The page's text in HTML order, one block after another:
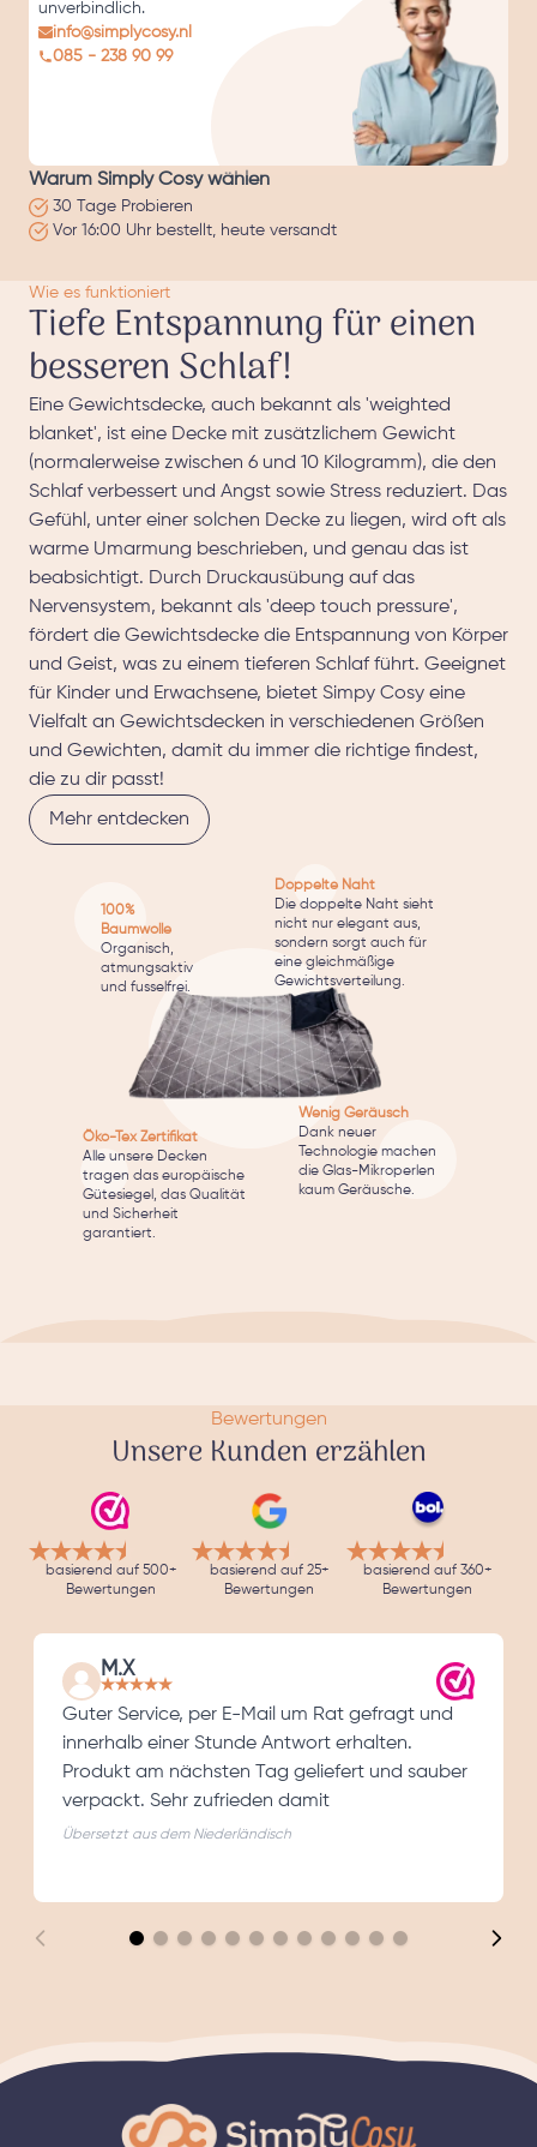
unverbindlich.
info@simplycosy.nl
085 - 238 90 99
Warum Simply Cosy wählen
30 Tage Probieren
Vor 16:00 Uhr bestellt, heute versandt
Wie es funktioniert
Tiefe Entspannung für einen
besseren Schlaf!
Eine Gewichtsdecke, auch bekannt als 'weighted
blanket', ist eine Decke mit zusätzlichem Gewicht
(normalerweise zwischen 6 und 10 Kilogramm), die den
Schlaf verbessert und Angst sowie Stress reduziert. Das
Gefühl, unter einer solchen Decke zu liegen, wird oft als
warme Umarmung beschrieben, und genau das ist
beabsichtigt. Durch Druckausübung auf das
Nervensystem, bekannt als 'deep touch pressure',
fördert die Gewichtsdecke die Entspannung von Körper
und Geist, was zu einem tieferen Schlaf führt. Geeignet
für Kinder und Erwachsene, bietet Simpy Cosy eine
Vielfalt an Gewichtsdecken in verschiedenen Größen
und Gewichten, damit du immer die richtige findest,
die zu dir passt!
Mehr entdecken
100%
Baumwolle
Organisch,
atmungsaktiv
und fusselfrei.
Doppelte Naht
Die doppelte Naht sieht
nicht nur elegant aus,
sondern sorgt auch für
eine gleichmäßige
Gewichtsverteilung.
Öko-Tex Zertifikat
Alle unsere Decken
tragen das europäische
Gütesiegel, das Qualität
und Sicherheit
garantiert.
Wenig Geräusch
Dank neuer
Technologie machen
die Glas-Mikroperlen
kaum Geräusche.
Bewertungen
Unsere Kunden erzählen
basierend auf 500+
Bewertungen
basierend auf 25+
Bewertungen
basierend auf 360+
Bewertungen
M.X
Guter Service, per E-Mail um Rat gefragt und
innerhalb einer Stunde Antwort erhalten.
Produkt am nächsten Tag geliefert und sauber
verpackt. Sehr zufrieden damit
Übersetzt aus dem Niederländisch